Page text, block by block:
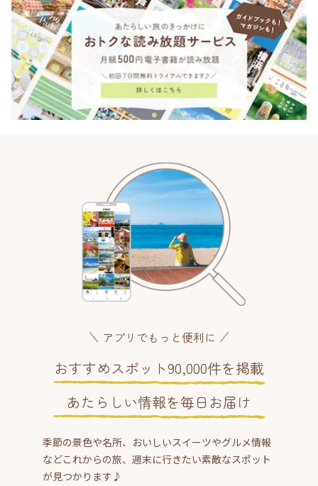
アプリでもっと便利に
おすすめスポット90,000件を掲載
あたらしい情報を毎日お届け
季節の景色や名所、おいしいスイーツやグルメ情報
などこれからの旅、週末に行きたい素敵なスポット
が見つかります♪